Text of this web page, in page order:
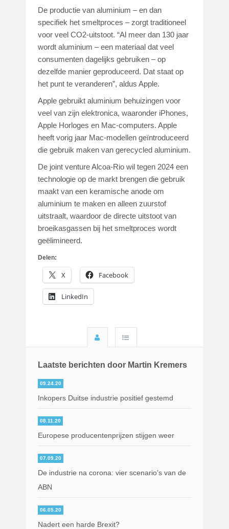
De productie van aluminium – en dan
specifiek het smeltproces – zorgt traditioneel
voor veel CO2-uitstoot. “Al meer dan 130 jaar
wordt aluminium – een materiaal dat veel
consumenten dagelijks gebruiken – op
dezelfde manier geproduceerd. Dat staat op
het punt te veranderen”, aldus Apple.
Apple gebruikt aluminium behuizingen voor
veel van zijn elektronica, waaronder iPhones,
Apple Horloges en Mac-computers. Apple
heeft vorig jaar Mac-modellen geïntroduceerd
die gebruik maken van gerecycled aluminium.
De joint venture Alcoa-Rio wil tegen 2024 een
technologie op de markt brengen die gebruik
maakt van een keramische anode om
aluminium te maken en alleen zuurstof
uitstraalt, waardoor de directe uitstoot van
broeikasgassen bij het smeltproces wordt
geëlimineerd.
Delen:
X Facebook
LinkedIn
Laatste berichten door Martin Kremers
09.24.20
Inkopers Duitse industrie positief gestemd
08.11.20
Europese producentenprijzen stijgen weer
07.09.20
De industrie na corona: vier scenario’s van de
ABN
06.05.20
Nadert een harde Brexit?